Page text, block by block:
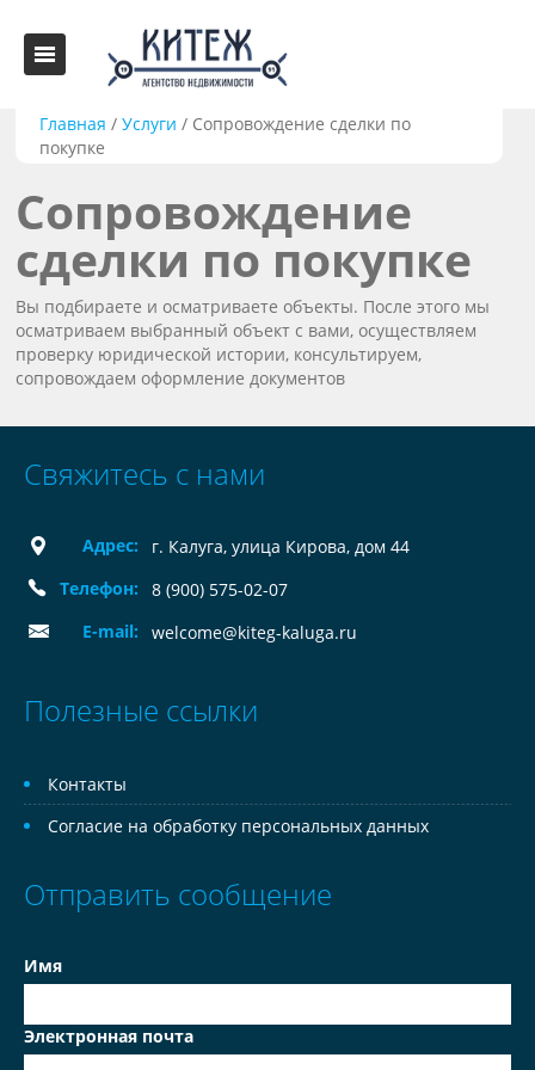
Главная /Услуги / Сопровождение сделки по
покупке
Сопровождение
сделки по покупке
Вы подбираете и осматриваете объекты. После этого мы
осматриваем выбранный объект с вами, осуществляем
проверку юридической истории, консультируем,
сопровождаем оформление документов
Свяжитесь с нами
Адрес:
г. Калуга, улица Кирова, дом 44
Телефон:
8 (900) 575-02-07
E-mail:
welcome@kiteg-kaluga.ru
Полезные ссылки
Контакты
Согласие на обработку персональных данных
Отправить сообщение
Имя
Электронная почта